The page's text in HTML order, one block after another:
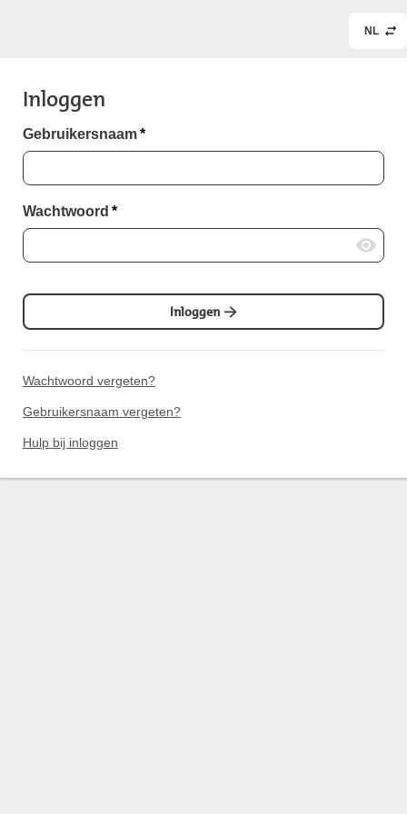
NL
Inloggen
Gebruikersnaam*
Wachtwoord *
Inloggen
Wachtwoord vergeten?
Gebruikersnaam vergeten?
Hulp bij inloggen